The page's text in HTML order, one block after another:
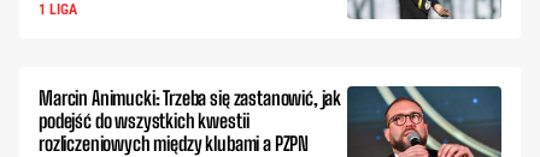
1 LIGA
Marcin Animucki: Trzeba się zastanowić, jak
podejść do wszystkich kwestii
rozliczeniowych między klubami a PZPN